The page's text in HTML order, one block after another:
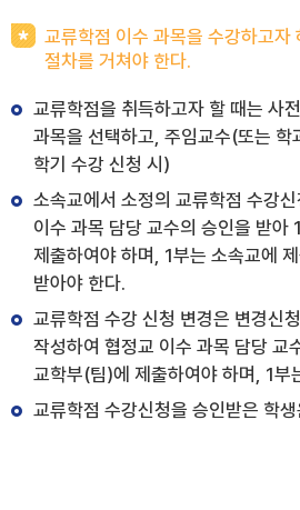
교류학점 이수 과목을 수강하고자
절차를 거쳐야 한다.
교류학점을 취득하고자 할 때는 사
과목을 선택하고, 주임교수(또는
학기 수강 신청 시)
소속교에서 소정의 교류학점 수강
이수 과목 담당 교수의 승인을 받아
제출하여야 하며, 1부는 소속교에
받아야 한다.
교류학점 수강 신청 변경은 변경신
작성하여 협정교 이수 과목 담당 교
교학부(팀)에 제출하여야 하며, 1부
교류학점 수강신청을 승인받은 학